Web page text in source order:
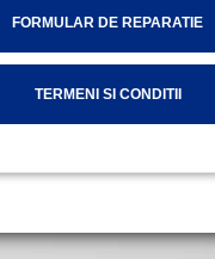
FORMULAR DE REPARATIE
TERMENI SI CONDITII